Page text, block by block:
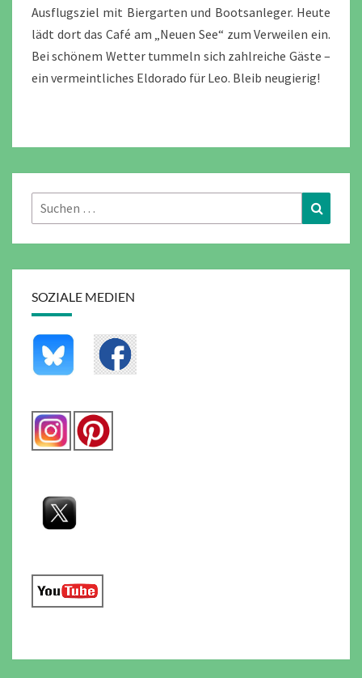
Ausflugsziel mit Biergarten und Bootsanleger. Heute
lädt dort das Café am „Neuen See“ zum Verweilen ein.
Bei schönem Wetter tummeln sich zahlreiche Gäste –
ein vermeintliches Eldorado für Leo. Bleib neugierig!
Suchen
nach:
SOZIALE MEDIEN